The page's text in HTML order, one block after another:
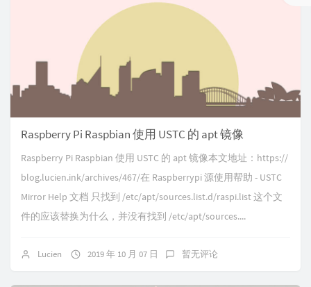
Raspberry Pi Raspbian 使用 USTC 的 apt 镜像
Raspberry Pi Raspbian 使用 USTC 的 apt 镜像本文地址：https://
blog.lucien.ink/archives/467/在 Raspberrypi 源使用帮助 - USTC
Mirror Help 文档 只找到 /etc/apt/sources.list.d/raspi.list 这个文
件的应该替换为什么，并没有找到 /etc/apt/sources....
Lucien 2019 年 10 月 07 日 暂无评论